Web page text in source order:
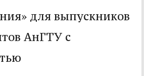
для выпускников
АнГТУ с